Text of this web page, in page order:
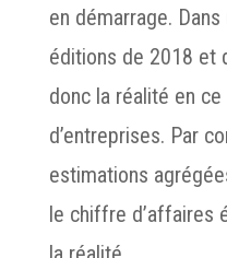
en démarrage.
éditions de 2018 et
donc la réalité en
d’entreprises. Par
estimations
le chiffre d’affaires